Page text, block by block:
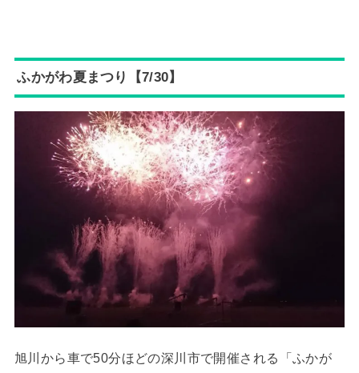
ふかがわ夏まつり【7/30】
旭川から車で50分ほどの深川市で開催される「ふかが